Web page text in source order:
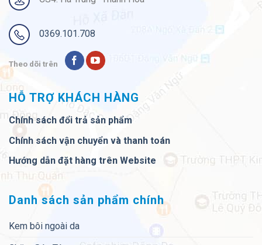
0369.101.708
Theo dõi trên
HỖ TRỢ KHÁCH HÀNG
Chính sách đổi trả sản phẩm
Chính sách vận chuyển và thanh toán
Hướng dẫn đặt hàng trên Website
Danh sách sản phẩm chính
Kem bôi ngoài da